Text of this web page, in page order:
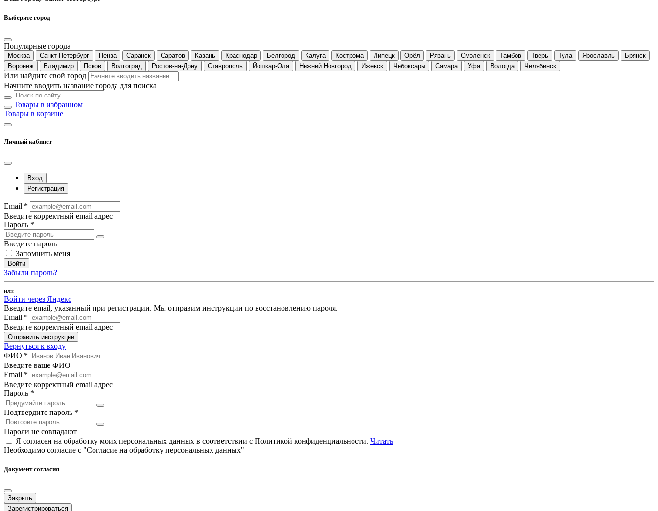
Выберите город
Популярные города
Москва Санкт-Петербург Пенза Саранск Саратов Казань Краснодар Белгород Калуга Кострома Липецк Орёл Рязань Смоленск Тамбов Тверь Тула Ярославль
Брянск
Воронеж
Владимир Псков Волгоград Ростов-на-Дону Ставрополь Йошкар-Ола Нижний Новгород Ижевск Чебоксары Самара Уфа Вологда Челябинск
Или найдите свой город
Начните вводить название города для поиска
Товары в избранном
Товары в корзине
Личный кабинет
Вход
Регистрация
Email *
Введите корректный email адрес
Пароль *
Введите пароль
Запомнить меня
Войти
Забыли пароль?
или
Войти через Яндекс
Введите email, указанный при регистрации. Мы отправим инструкции по восстановлению пароля.
Email *
Введите корректный email адрес
Отправить инструкции
Вернуться к входу
ФИО *
Введите ваше ФИО
Email *
Введите корректный email адрес
Пароль *
Подтвердите пароль *
Пароли не совпадают
Я согласен на обработку моих персональных данных в соответствии с Политикой конфиденциальности. Читать
Необходимо согласие с "Согласие на обработку персональных данных"
Документ согласия
Закрыть
Зарегистрироваться